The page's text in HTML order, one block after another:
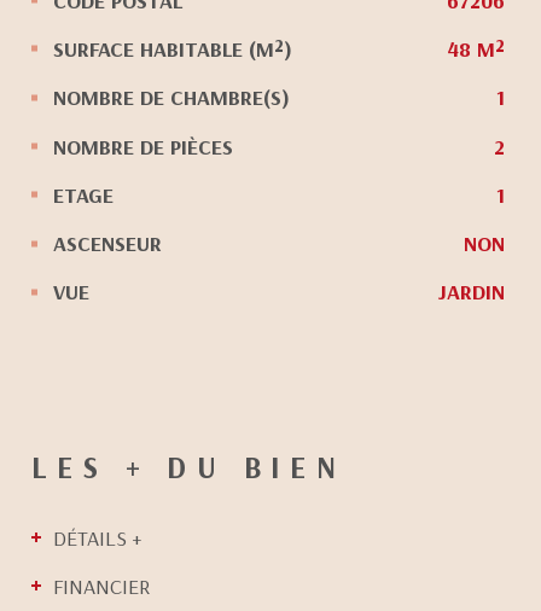
SURFACE HABITABLE (M²)
48 M²
NOMBRE DE CHAMBRE(S)
1
NOMBRE DE PIÈCES
2
ETAGE
1
ASCENSEUR
NON
VUE
JARDIN
LES + DU BIEN
DÉTAILS +
FINANCIER